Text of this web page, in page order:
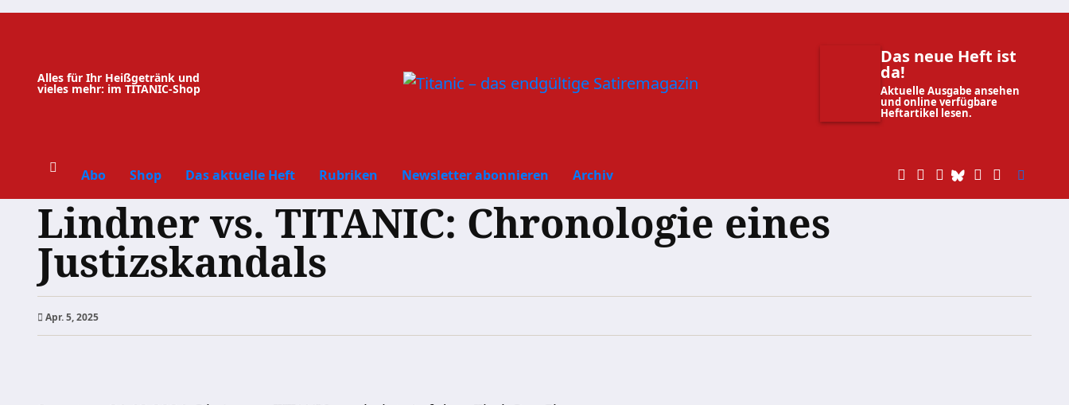
Zum
Alles für Ihr Heißgetränk und
vieles mehr: im TITANIC-Shop
Das neue Heft ist
da!
Aktuelle Ausgabe ansehen
und online verfügbare
Heftartikel lesen.
Abo Shop Das aktuelle Heft Rubriken Newsletter abonnieren Archiv
Lindner vs. TITANIC: Chronologie eines
Justizskandals
Apr. 5, 2025